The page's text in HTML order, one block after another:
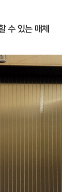
수 있는 매체